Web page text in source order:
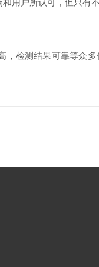
户所认可，但只有
测结果可靠等众